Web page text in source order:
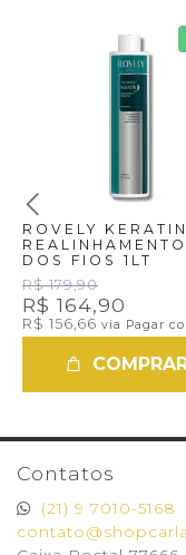
ROVELY KERATIN
REALINHAMENTO
DOS FIOS 1LT
R$ 179,90
R$ 164,90
R$ 156,66 via Pagar
Contatos
(21) 9 7010-5168